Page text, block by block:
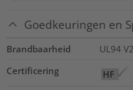
Goedkeuringen en
Brandbaarheid
UL94 V2
Certificering